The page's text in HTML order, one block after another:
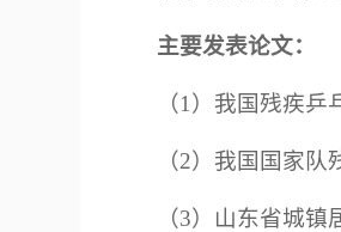
主要发表论文：
（1）我国残疾
（2）我国国家
（3）山东省城